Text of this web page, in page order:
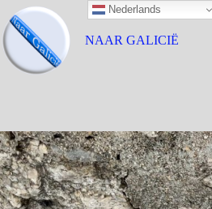
NAAR GALICIË
Nederlands